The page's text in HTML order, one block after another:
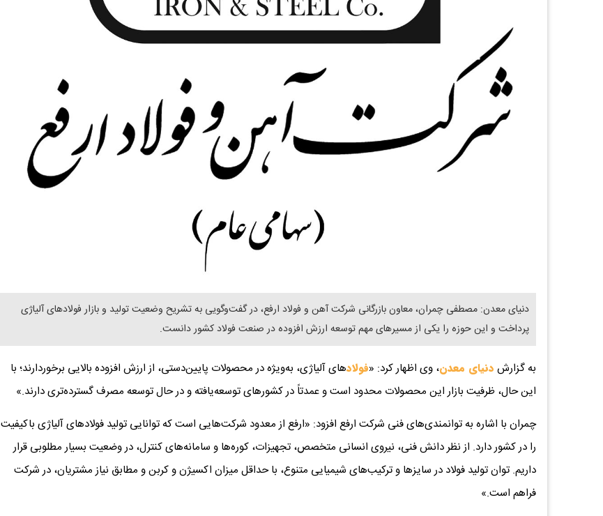
دنیای معدن: مصطفی چمران، معاون بازرگانی شرکت آهن و فولاد ارفع، در گفت‌وگویی به تشریح وضعیت تولید و بازار فولادهای آلیاژی
پرداخت و این حوزه را یکی از مسیرهای مهم توسعه ارزش افزوده در صنعت فولاد کشور دانست.
به گزارش دنیای معدن، وی اظهار کرد: «فولادهای آلیاژی، به‌ویژه در محصولات پایین‌دستی، از ارزش افزوده بالایی برخوردارند؛ با
این حال، ظرفیت بازار این محصولات محدود است و عمدتاً در کشورهای توسعه‌یافته و در حال توسعه مصرف گسترده‌تری دارند.»
چمران با اشاره به توانمندی‌های فنی شرکت ارفع افزود: «ارفع از معدود شرکت‌هایی است که توانایی تولید فولادهای آلیاژی باکیفیت
را در کشور دارد. از نظر دانش فنی، نیروی انسانی متخصص، تجهیزات، کوره‌ها و سامانه‌های کنترل، در وضعیت بسیار مطلوبی قرار
داریم. توان تولید فولاد در سایزها و ترکیب‌های شیمیایی متنوع، با حداقل میزان اکسیژن و کربن و مطابق نیاز مشتریان، در شرکت
فراهم است.»